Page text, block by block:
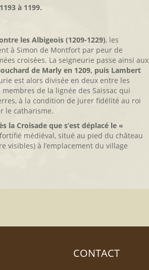
à 1199.
les Albigeois (1209-1229), les
à Simon de Montfort par peur de
croisées. La seigneurie passe ainsi aux
de Marly en 1209, puis Lambert
est alors divisée en deux entre les
de la lignée des Saissac qui
à la condition de jurer fidélité au roi
le catharisme.
la Croisade que s’est déplacé le «
médiéval, situé au pied du château
visibles) à l’emplacement du village
CONTACT